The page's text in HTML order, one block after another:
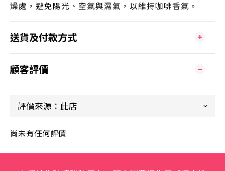
燥處，避免陽光、空氣與濕氣，以維持咖啡香氣。
送貨及付款方式
顧客評價
尚未有任何評價